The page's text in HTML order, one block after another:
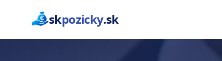
skpozicky.sk